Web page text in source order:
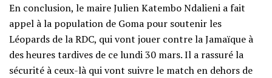
En conclusion, le maire Julien Katembo Ndalieni a fait
appel à la population de Goma pour soutenir les
Léopards de la RDC, qui vont jouer contre la Jamaïque à
des heures tardives de ce lundi 30 mars. Il a rassuré la
sécurité à ceux-là qui vont suivre le match en dehors de